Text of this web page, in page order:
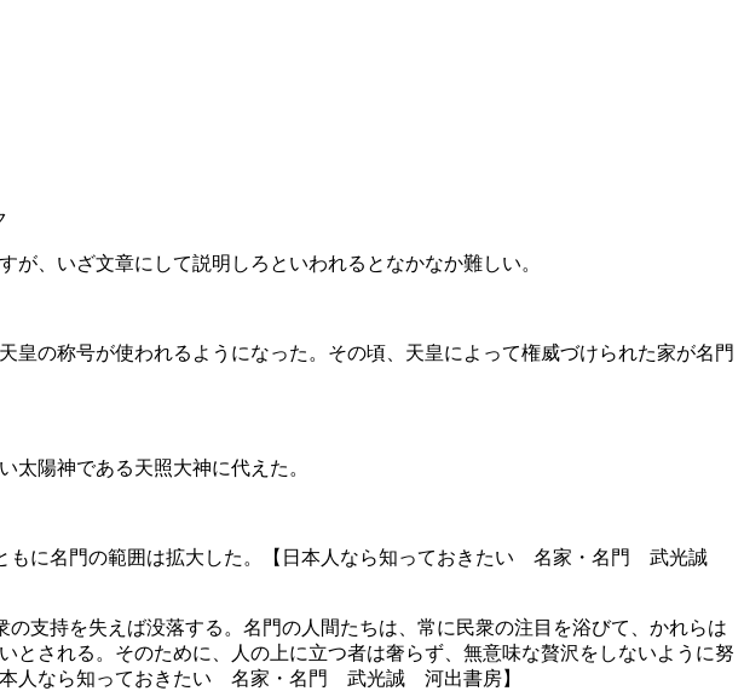
、いざ文章にして説明しろといわれるとなかなか難しい。
の称号が使われるようになった。その頃、天皇によって権威づけられた家が名門
陽神である天照大神に代えた。
もに名門の範囲は拡大した。【日本人なら知っておきたい 名家・名門 武光誠
支持を失えば没落する。名門の人間たちは、常に民衆の注目を浴びて、かれらは
される。そのために、人の上に立つ者は奢らず、無意味な贅沢をしないように努
本人なら知っておきたい 名家・名門 武光誠 河出書房】